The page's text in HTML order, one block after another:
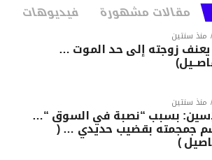
مقالات مشهورة فيديوهات
منذ سنتين
يعنف زوجته إلى حد الموت …
منذ سنتين
بسبب “نصبة في السوق “…
جمجمته بقضيب حديدي … (
)